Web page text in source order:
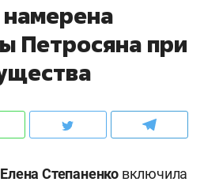
Петросяна при
Елена Степаненко включила